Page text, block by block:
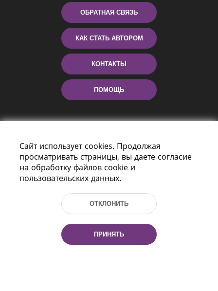
ОБРАТНАЯ СВЯЗЬ
КАК СТАТЬ АВТОРОМ
КОНТАКТЫ
ПОМОЩЬ
Пр-т Независимости 116
г. Минск, Республика Беларусь, 220114
Тел.: (+375 17) 368 37 37, Факс: (+375 17)
Эл. почта: inbox@nlb.by
Сайт использует cookies. Продолжая
просматривать страницы, вы даете согласие
на обработку файлов cookie и
пользовательских данных.
ОТКЛОНИТЬ
ПРИНЯТЬ